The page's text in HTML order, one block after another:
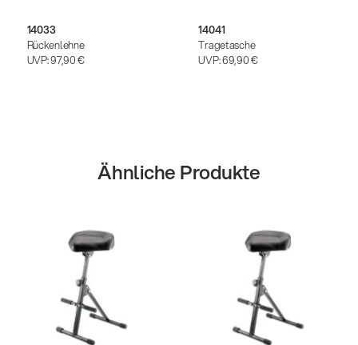
14033
Rückenlehne
UVP:97,90 €
14041
Tragetasche
UVP:69,90 €
Ähnliche Produkte